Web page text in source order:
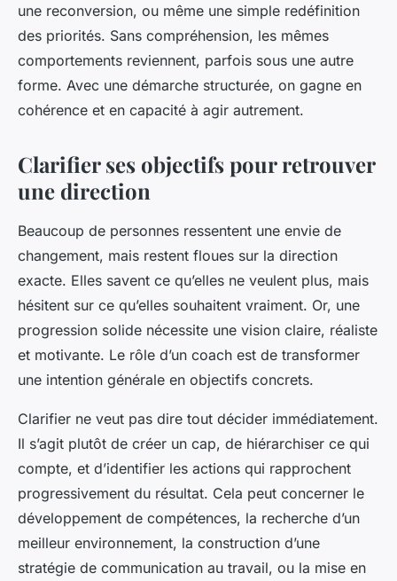
une reconversion, ou même une simple redéfinition
des priorités. Sans compréhension, les mêmes
comportements reviennent, parfois sous une autre
forme. Avec une démarche structurée, on gagne en
cohérence et en capacité à agir autrement.
Clarifier ses objectifs pour retrouver
une direction
Beaucoup de personnes ressentent une envie de
changement, mais restent floues sur la direction
exacte. Elles savent ce qu’elles ne veulent plus, mais
hésitent sur ce qu’elles souhaitent vraiment. Or, une
progression solide nécessite une vision claire, réaliste
et motivante. Le rôle d’un coach est de transformer
une intention générale en objectifs concrets.
Clarifier ne veut pas dire tout décider immédiatement.
Il s’agit plutôt de créer un cap, de hiérarchiser ce qui
compte, et d’identifier les actions qui rapprochent
progressivement du résultat. Cela peut concerner le
développement de compétences, la recherche d’un
meilleur environnement, la construction d’une
stratégie de communication au travail, ou la mise en